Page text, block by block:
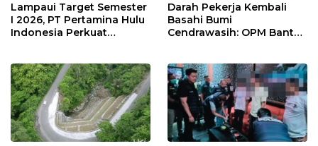
Lampaui Target Semester
I 2026, PT Pertamina Hulu
Indonesia Perkuat
Keselamatan Kerja
Darah Pekerja Kembali
Basahi Bumi
Cendrawasih: OPM Bantai